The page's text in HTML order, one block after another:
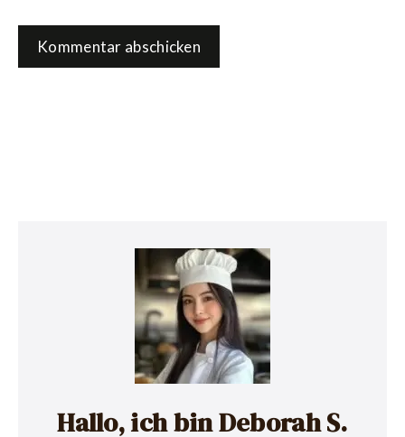
Hallo, ich bin Deborah S.